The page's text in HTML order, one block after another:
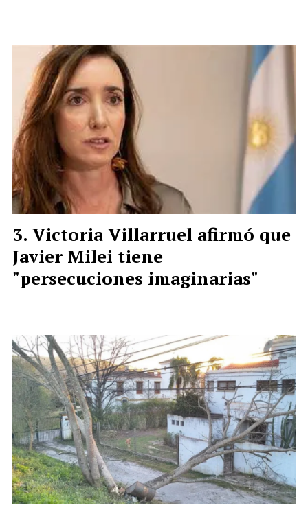
Victoria Villarruel afirmó que
Javier Milei tiene
"persecuciones imaginarias"